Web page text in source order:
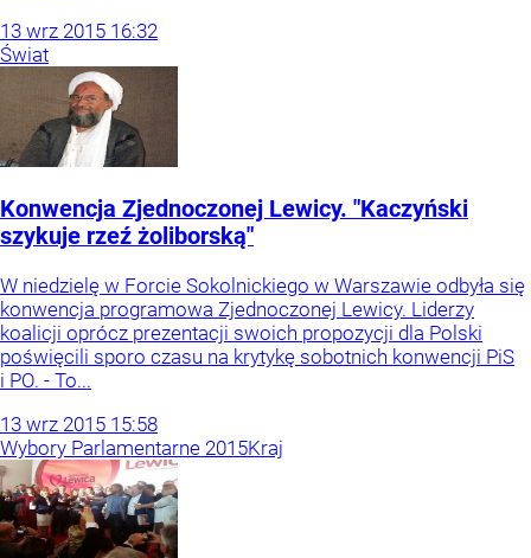
13 wrz 2015 16:32
Świat
Konwencja Zjednoczonej Lewicy. "Kaczyński
szykuje rzeź żoliborską"
W niedzielę w Forcie Sokolnickiego w Warszawie odbyła się
konwencja programowa Zjednoczonej Lewicy. Liderzy
koalicji oprócz prezentacji swoich propozycji dla Polski
poświęcili sporo czasu na krytykę sobotnich konwencji PiS
i PO. - To...
13 wrz 2015 15:58
Wybory Parlamentarne 2015Kraj